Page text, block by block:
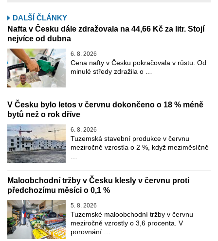
DALŠÍ ČLÁNKY
Nafta v Česku dále zdražovala na 44,66 Kč za litr. Stojí
nejvíce od dubna
6. 8. 2026
Cena nafty v Česku pokračovala v růstu. Od
minulé středy zdražila o …
V Česku bylo letos v červnu dokončeno o 18 % méně
bytů než o rok dříve
6. 8. 2026
Tuzemská stavební produkce v červnu
meziročně vzrostla o 2 %, když meziměsíčně
Maloobchodní tržby v Česku klesly v červnu proti
předchozímu měsíci o 0,1 %
5. 8. 2026
Tuzemské maloobchodní tržby v červnu
meziročně vzrostly o 3,6 procenta. V
porovnání …